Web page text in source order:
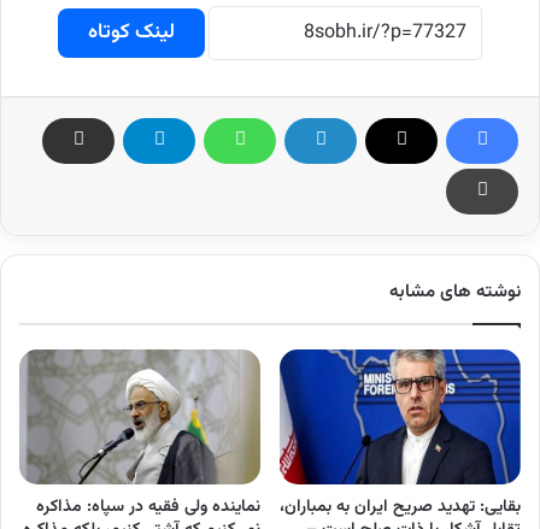
لینک کوتاه
نوشته های مشابه
بقایی: تهدید صریح ایران به بمباران،
نماینده ولی فقیه در سپاه: مذاکره